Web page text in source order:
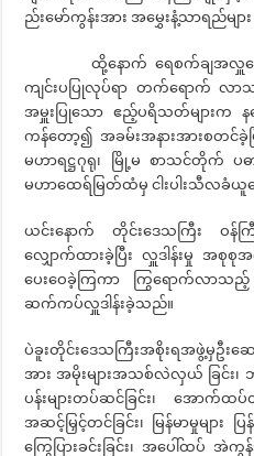
ည်းမော်ကွန်းအား အမွှေးနံ့သာရည်မျာ
ထို့နောက် ရေစက်ချအလှူတော်
ကျင်းပပြုလုပ်ရာ တက်ရောက် လာသ
အမှူးပြုသော ဧည့်ပရိသတ်များက
ကန်တော့၍ အခမ်းအနားအားစတင်
မဟာရဋ္ဌဂုရု၊ မြို့မ စာသင်တိုက် ပဓ
မဟာထေရ်မြတ်ထံမှ ငါးပါးသီလ
ယင်းနောက် တိုင်းဒေသကြီး ဝန်ကြီ
လျှောက်ထားခဲ့ပြီး လှူဒါန်းမှု အစု
ပေးဝေခဲ့ကြကာ ကြွရောက်လာသည့်
ဆက်ကပ်လှူဒါန်းခဲ့သည်။
ပဲခူးတိုင်းဒေသကြီးအစိုးရအဖွဲ့မှဦးဆ
အား အမိုးများအသစ်လဲလှယ် ခြင်း၊
ပန်းများတပ်ဆင်ခြင်း၊ အောက်ထ
အဆင့်မြှင့်တင်ခြင်း၊ မြန်မာမှုများ
ကြွေပြားခင်းခြင်း၊ အပေါ်ထပ် အဲကွ